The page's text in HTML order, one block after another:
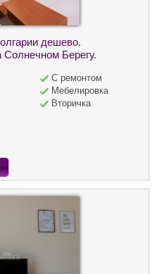
дешево.
Берегу.
С ремонтом
Мебелировка
Вторичка